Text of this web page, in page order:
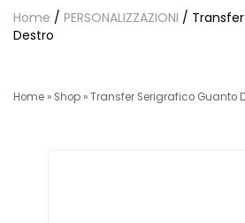
Home / PERSONALIZZAZIONI /
Destro
Home » Shop »Transfer Serigrafico Guanto